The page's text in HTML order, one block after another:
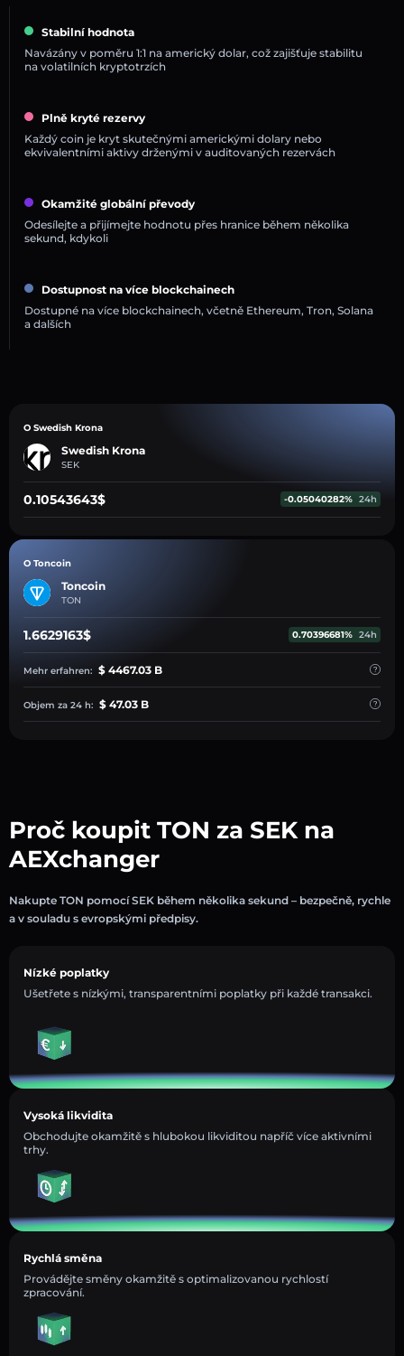
Stabilní hodnota
Navázány v poměru 1:1 na americký dolar, což zajišťuje stabilitu
na volatilních kryptotrzích
Plně kryté rezervy
Každý coin je kryt skutečnými americkými dolary nebo
ekvivalentními aktivy drženými v auditovaných rezervách
Okamžité globální převody
Odesílejte a přijímejte hodnotu přes hranice během několika
sekund, kdykoli
Dostupnost na více blockchainech
Dostupné na více blockchainech, včetně Ethereum, Tron, Solana
a dalších
O Swedish Krona
Swedish Krona
SEK
0.10543643$ -0.05040282% 24h
O Toncoin
Toncoin
TON
1.6629163$ 0.70396681% 24h
Mehr erfahren: $ 4467.03 B
Objem za 24 h: $ 47.03 B
Proč koupit TON za SEK na
AEXchanger
Nakupte TON pomocí SEK během několika sekund – bezpečně, rychle
a v souladu s evropskými předpisy.
Nízké poplatky
Ušetřete s nízkými, transparentními poplatky při každé transakci.
Vysoká likvidita
Obchodujte okamžitě s hlubokou likviditou napříč více aktivními
trhy.
Rychlá směna
Provádějte směny okamžitě s optimalizovanou rychlostí
zpracování.